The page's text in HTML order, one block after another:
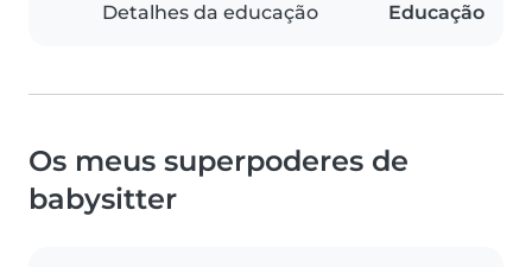
Detalhes da educação Educação
Os meus superpoderes de
babysitter